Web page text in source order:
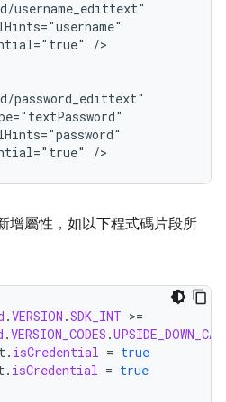
/>
增屬性，如以下程式碼片段所
.VERSION .SDK_INT >=
.VERSION_CODES .
. isCredential = true
. isCredential = true